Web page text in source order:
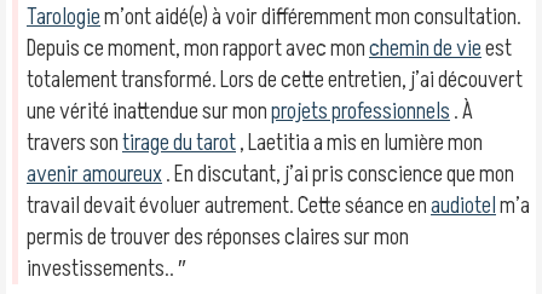
Tarologiem’ont aidé(e) à voir différemment mon consultation.
Depuis ce moment, mon rapport avec monchemin de vieest
totalement transformé. Lors de cette entretien, j’ai découvert
une vérité inattendue sur monprojets professionnels. À
travers sontirage du tarot, Laetitia a mis en lumière mon
avenir amoureux. En discutant, j’ai pris conscience que mon
travail devait évoluer autrement. Cette séance enaudiotelm’a
permis de trouver des réponses claires sur mon
investissements.. ″